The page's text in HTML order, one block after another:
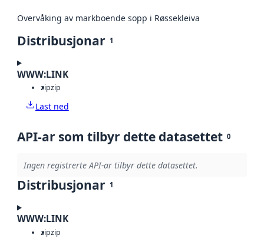
Overvåking av markboende sopp i Røssekleiva
Distribusjonar 1
WWW:LINK
zipzip
Last ned
API-ar som tilbyr dette datasettet 0
Ingen registrerte API-ar tilbyr dette datasettet.
Distribusjonar 1
WWW:LINK
zipzip